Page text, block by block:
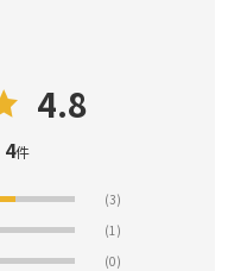
4.8
4件
(3)
(1)
(0)